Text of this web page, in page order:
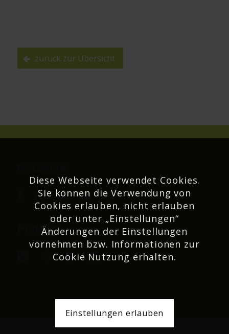
zurück zur Übersicht
Podcast
Diese Webseite verwendet Cookies.
Sie können die Verwendung von
Cookies erlauben, nicht erlauben
oder unter „Einstellungen“
Änderungen der Einstellungen
vornehmen bzw. Informationen zur
Cookie Nutzung erhalten.
Einstellungen erlauben